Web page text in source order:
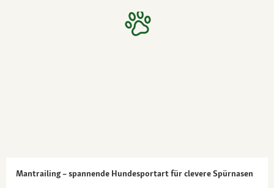
Mantrailing – spannende Hundesportart für clevere Spürnasen